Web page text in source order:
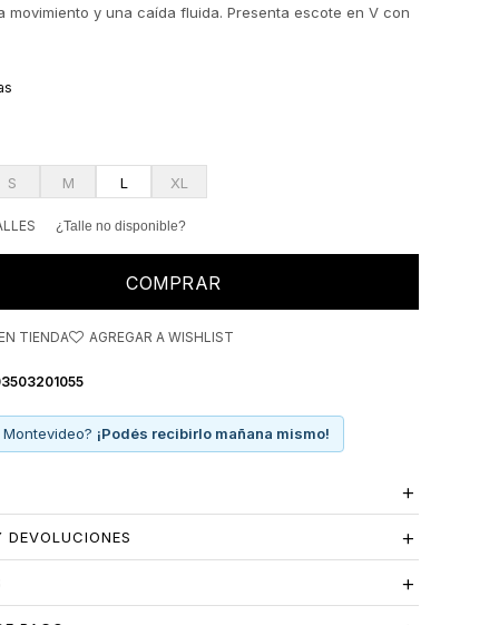
movimiento y una caída fluida. Presenta escote en V con
y mangas cortas con leve volumen, logrando un
frescura, ideal para acompañar looks diarios con un
sin perder versatilidad.
S M L XL
¿Talle no disponible?
COMPRAR
TIENDA
Montevideo? ¡Podés recibirlo mañana mismo!
DEVOLUCIONES